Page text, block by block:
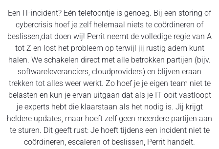
Een IT-incident? Eén telefoontje is genoeg. Bij een storing of
cybercrisis hoef je zelf helemaal niets te coördineren of
beslissen,dat doen wij! Perrit neemt de volledige regie van A
tot Z en lost het probleem op terwijl jij rustig adem kunt
halen. We schakelen direct met alle betrokken partijen (bijv.
softwareleveranciers, cloudproviders) en blijven eraan
trekken tot alles weer werkt. Zo hoef je je eigen team niet te
belasten en kun je ervan uitgaan dat als je IT ooit vastloopt
je experts hebt die klaarstaan als het nodig is. Jij krijgt
heldere updates, maar hoeft zelf geen meerdere partijen aan
te sturen. Dit geeft rust: Je hoeft tijdens een incident niet te
coördineren, escaleren of beslissen, Perrit handelt.